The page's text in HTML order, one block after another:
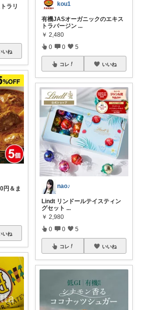
ラリ
いね
円＆ま
いね
kou1
有機JASオーガニックのエキス
トラバージン ...
￥ 2,480
0 0 5
コレ いいね
nao♪
Lindt リンドールテイスティン
グセット ...
￥ 2,980
0 0 5
コレ いいね